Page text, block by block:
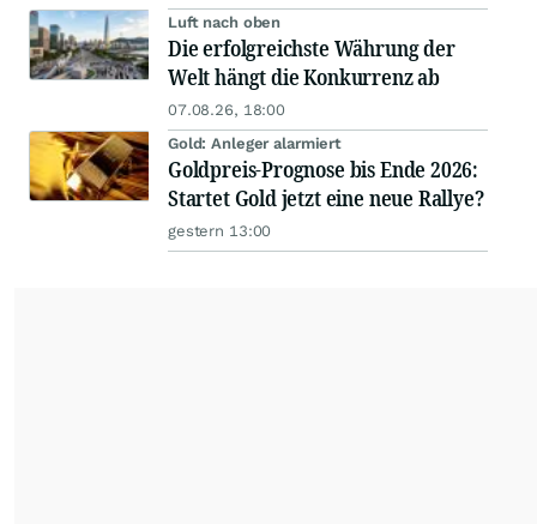
Luft nach oben
Die erfolgreichste Währung der
Welt hängt die Konkurrenz ab
07.08.26, 18:00
Gold: Anleger alarmiert
Goldpreis-Prognose bis Ende 2026:
Startet Gold jetzt eine neue Rallye?
gestern 13:00